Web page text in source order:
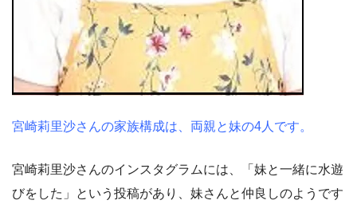
宮崎莉里沙さんの家族構成は、両親と妹の4人です。
宮崎莉里沙さんのインスタグラムには、「妹と一緒に水遊
びをした」という投稿があり、妹さんと仲良しのようです